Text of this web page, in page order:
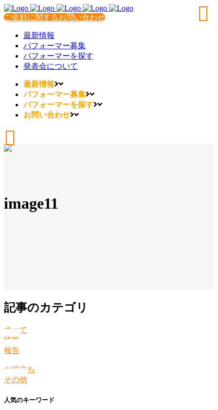
ご依頼に関するお問い合わせ
最新情報
パフォーマー募集
パフォーマーを探す
発表会について
最新情報
パフォーマー募集
パフォーマーを探す
お問い合わせ
image11
記事のカテゴリ
すべて
情報
報告
お役立ち
その他
人気のキーワード